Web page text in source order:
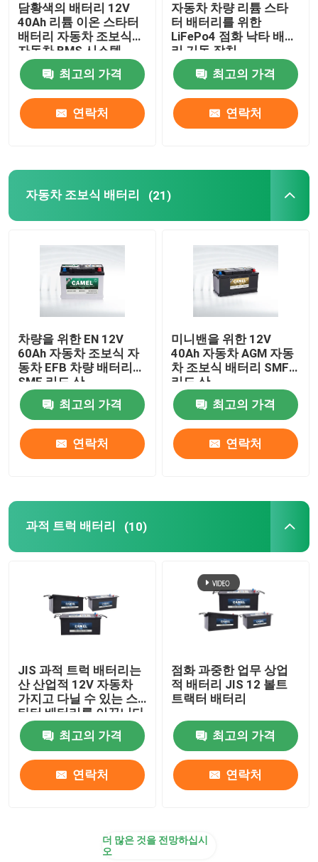
연락주세요
Group Website
자동차 스타터 배터리
산 스타터 배터리를 이끄세요
리튬 이온 스타터 배터리
자동차 조보식 배터리
과적 트럭 배터리
산 휴식 배터리를 이끄세요
산 트랙션 배터리를 이끄세요
이중 목적 배터리
주거 에너지 저장 시스템
가지고 다닐 수 있는 에너지 저장 시스템
상업적 배터리 기억 장치 시스템
담황색의 배터리 12V
40Ah 리튬 이온 스타터
배터리 자동차 조보식
자동차 BMS 시스템
최고의 가격
연락처
자동차 차량 리튬 스타
터 배터리를 위한
LiFePo4 점화 낙타 배터
리 기동 장치
최고의 가격
연락처
자동차 조보식 배터리 (21)
차량을 위한 EN 12V
60Ah 자동차 조보식 자
동차 EFB 차량 배터리
SMF 리드 산
최고의 가격
연락처
미니밴을 위한 12V
40Ah 자동차 AGM 자동
차 조보식 배터리 SMF
리드 산
최고의 가격
연락처
과적 트럭 배터리 (10)
JIS 과적 트럭 배터리는
산 산업적 12V 자동차
가지고 다닐 수 있는 스
타터 배터리를 이끕니다
최고의 가격
연락처
점화 과중한 업무 상업
적 배터리 JIS 12 볼트
트랙터 배터리
최고의 가격
연락처
더 많은 것을 전망하십시
오